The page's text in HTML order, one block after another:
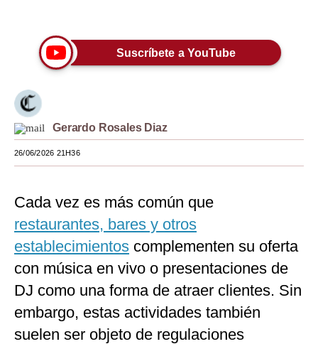
Estilos
EEUU
México
España
Club del Suscriptor
Mix
G de Gestión
Notas Contratadas
Suscríbete a YouTube
Gerardo Rosales Diaz
26/06/2026 21H36
Cada vez es más común que
restaurantes, bares y otros
establecimientos complementen su oferta
con música en vivo o presentaciones de
DJ como una forma de atraer clientes. Sin
embargo, estas actividades también
suelen ser objeto de regulaciones